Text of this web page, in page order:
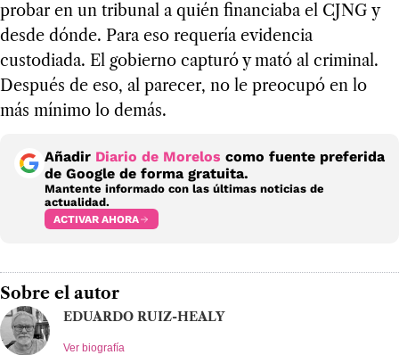
probar en un tribunal a quién financiaba el CJNG y
desde dónde. Para eso requería evidencia
custodiada. El gobierno capturó y mató al criminal.
Después de eso, al parecer, no le preocupó en lo
más mínimo lo demás.
Añadir Diario de Morelos como fuente preferida
de Google de forma gratuita.
Mantente informado con las últimas noticias de
actualidad.
ACTIVAR AHORA
Sobre el autor
EDUARDO RUIZ-HEALY
Ver biografía